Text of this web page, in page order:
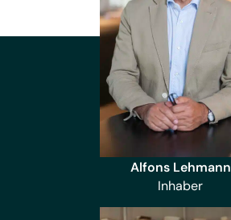
Alfons Lehmann
Inhaber